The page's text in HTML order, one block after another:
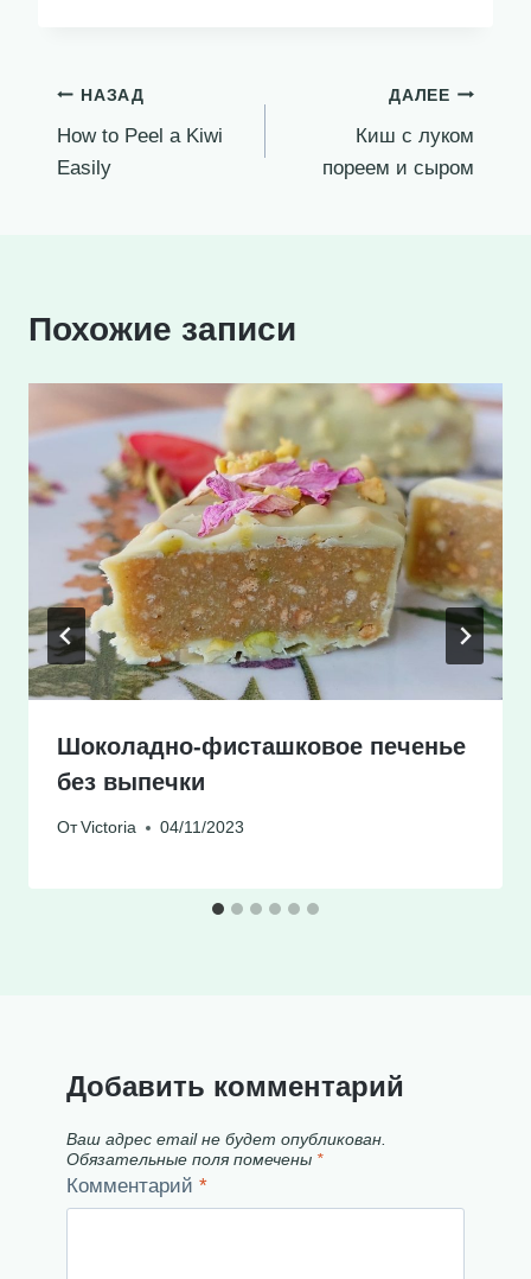
Навигация
по
НАЗАД
How to Peel a Kiwi
Easily
ДАЛЕЕ
Киш с луком
пореем и сыром
Похожие записи
Шоколадно-фисташковое печенье
без выпечки
От Victoria 04/11/2023
Добавить комментарий
Ваш адрес email не будет опубликован.
Обязательные поля помечены *
Комментарий *